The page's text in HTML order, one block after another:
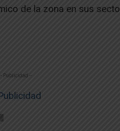
de la zona en sus
Publicidad --